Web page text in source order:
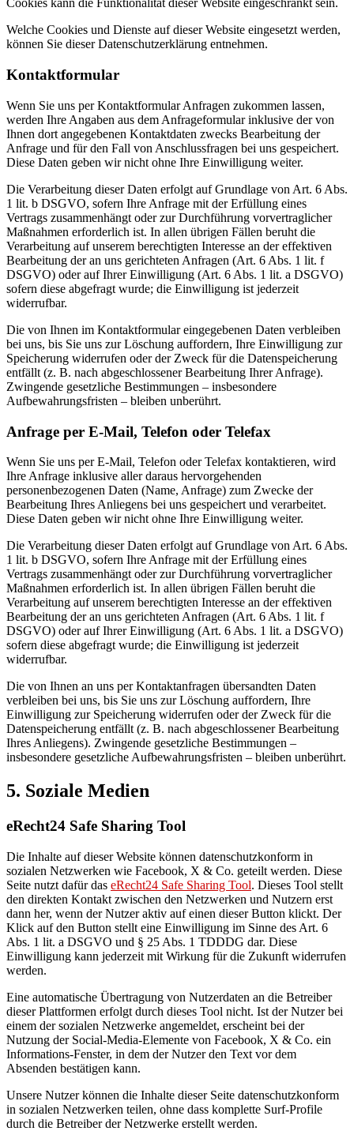
Cookies kann die Funktionalität dieser Website eingeschränkt sein.
Welche Cookies und Dienste auf dieser Website eingesetzt werden,
können Sie dieser Datenschutzerklärung entnehmen.
Kontaktformular
Wenn Sie uns per Kontaktformular Anfragen zukommen lassen,
werden Ihre Angaben aus dem Anfrageformular inklusive der von
Ihnen dort angegebenen Kontaktdaten zwecks Bearbeitung der
Anfrage und für den Fall von Anschlussfragen bei uns gespeichert.
Diese Daten geben wir nicht ohne Ihre Einwilligung weiter.
Die Verarbeitung dieser Daten erfolgt auf Grundlage von Art. 6 Abs.
1 lit. b DSGVO, sofern Ihre Anfrage mit der Erfüllung eines
Vertrags zusammenhängt oder zur Durchführung vorvertraglicher
Maßnahmen erforderlich ist. In allen übrigen Fällen beruht die
Verarbeitung auf unserem berechtigten Interesse an der effektiven
Bearbeitung der an uns gerichteten Anfragen (Art. 6 Abs. 1 lit. f
DSGVO) oder auf Ihrer Einwilligung (Art. 6 Abs. 1 lit. a DSGVO)
sofern diese abgefragt wurde; die Einwilligung ist jederzeit
widerrufbar.
Die von Ihnen im Kontaktformular eingegebenen Daten verbleiben
bei uns, bis Sie uns zur Löschung auffordern, Ihre Einwilligung zur
Speicherung widerrufen oder der Zweck für die Datenspeicherung
entfällt (z. B. nach abgeschlossener Bearbeitung Ihrer Anfrage).
Zwingende gesetzliche Bestimmungen – insbesondere
Aufbewahrungsfristen – bleiben unberührt.
Anfrage per E-Mail, Telefon oder Telefax
Wenn Sie uns per E-Mail, Telefon oder Telefax kontaktieren, wird
Ihre Anfrage inklusive aller daraus hervorgehenden
personenbezogenen Daten (Name, Anfrage) zum Zwecke der
Bearbeitung Ihres Anliegens bei uns gespeichert und verarbeitet.
Diese Daten geben wir nicht ohne Ihre Einwilligung weiter.
Die Verarbeitung dieser Daten erfolgt auf Grundlage von Art. 6 Abs.
1 lit. b DSGVO, sofern Ihre Anfrage mit der Erfüllung eines
Vertrags zusammenhängt oder zur Durchführung vorvertraglicher
Maßnahmen erforderlich ist. In allen übrigen Fällen beruht die
Verarbeitung auf unserem berechtigten Interesse an der effektiven
Bearbeitung der an uns gerichteten Anfragen (Art. 6 Abs. 1 lit. f
DSGVO) oder auf Ihrer Einwilligung (Art. 6 Abs. 1 lit. a DSGVO)
sofern diese abgefragt wurde; die Einwilligung ist jederzeit
widerrufbar.
Die von Ihnen an uns per Kontaktanfragen übersandten Daten
verbleiben bei uns, bis Sie uns zur Löschung auffordern, Ihre
Einwilligung zur Speicherung widerrufen oder der Zweck für die
Datenspeicherung entfällt (z. B. nach abgeschlossener Bearbeitung
Ihres Anliegens). Zwingende gesetzliche Bestimmungen –
insbesondere gesetzliche Aufbewahrungsfristen – bleiben unberührt.
5. Soziale Medien
eRecht24 Safe Sharing Tool
Die Inhalte auf dieser Website können datenschutzkonform in
sozialen Netzwerken wie Facebook, X & Co. geteilt werden. Diese
Seite nutzt dafür das eRecht24 Safe Sharing Tool. Dieses Tool stellt
den direkten Kontakt zwischen den Netzwerken und Nutzern erst
dann her, wenn der Nutzer aktiv auf einen dieser Button klickt. Der
Klick auf den Button stellt eine Einwilligung im Sinne des Art. 6
Abs. 1 lit. a DSGVO und § 25 Abs. 1 TDDDG dar. Diese
Einwilligung kann jederzeit mit Wirkung für die Zukunft widerrufen
werden.
Eine automatische Übertragung von Nutzerdaten an die Betreiber
dieser Plattformen erfolgt durch dieses Tool nicht. Ist der Nutzer bei
einem der sozialen Netzwerke angemeldet, erscheint bei der
Nutzung der Social-Media-Elemente von Facebook, X & Co. ein
Informations-Fenster, in dem der Nutzer den Text vor dem
Absenden bestätigen kann.
Unsere Nutzer können die Inhalte dieser Seite datenschutzkonform
in sozialen Netzwerken teilen, ohne dass komplette Surf-Profile
durch die Betreiber der Netzwerke erstellt werden.